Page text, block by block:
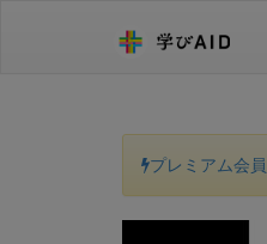
プレミアム会員